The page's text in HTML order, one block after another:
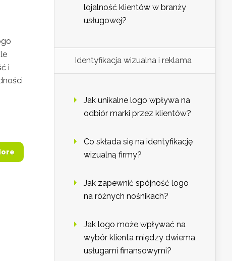
i
lojalność klientów w branży
usługowej?
Identyfikacja wizualna i reklama
Jak unikalne logo wpływa na
odbiór marki przez klientów?
Co składa się na identyfikację
wizualną firmy?
Jak zapewnić spójność logo
na różnych nośnikach?
Jak logo może wpływać na
wybór klienta między dwiema
usługami finansowymi?